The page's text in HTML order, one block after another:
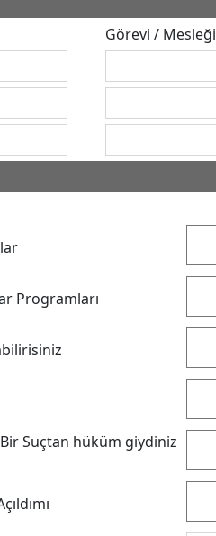
Görevi / Mesleği
Programları
Suçtan hüküm giydiniz